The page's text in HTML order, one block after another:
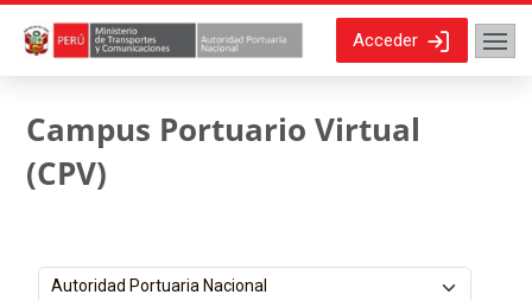
Acceder
Campus Portuario Virtual
(CPV)